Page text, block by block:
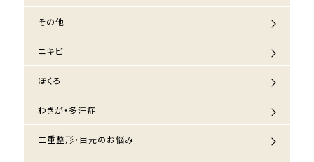
その他
ニキビ
ほくろ
わきが・多汗症
二重整形・目元のお悩み